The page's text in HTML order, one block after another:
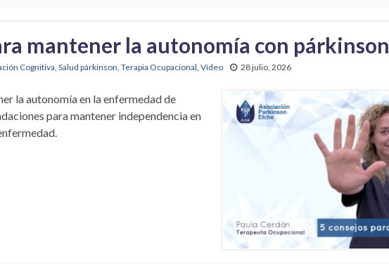
mantener la autonomía con párkinson
Cognitiva, Salud párkinson, Terapia Ocupacional, Vídeo 28 julio, 2026
la autonomía en la enfermedad de
para mantener independencia en